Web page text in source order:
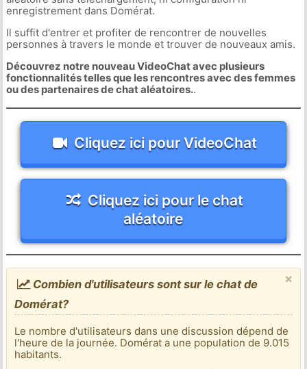
enregistrement dans Domérat.
Il suffit d'entrer et profiter de rencontrer de nouvelles
personnes à travers le monde et trouver de nouveaux amis.
Découvrez notre nouveau VideoChat avec plusieurs
fonctionnalités telles que les rencontres avec des femmes
ou des partenaires de chat aléatoires..
Cliquez ici pour VideoChat
Cliquez ici pour le chat
aléatoire
×
Combien d'utilisateurs sont sur le chat de
Domérat?
Le nombre d'utilisateurs dans une discussion dépend de
l'heure de la journée. Domérat a une population de 9.015
habitants.